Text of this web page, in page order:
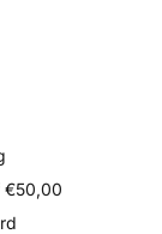
€50,00